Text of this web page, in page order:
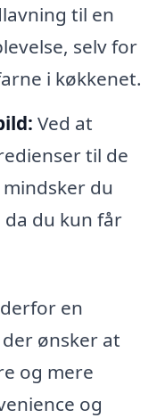
til en
selv for
i køkkenet.
Ved at
til de
du
du kun får
en
ønsker at
og mere
og